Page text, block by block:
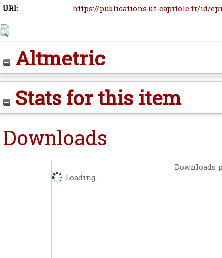
URI:
https://publications.ut-capitole.fr/id/
Altmetric
Stats for this item
Downloads
Downloads
Loading...